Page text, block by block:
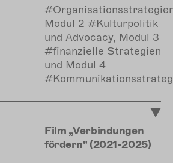
Modul 2 #Kulturpolitik
und Advocacy, Modul 3
#finanzielle Strategien
und Modul 4
Film „Verbindungen
fördern" (2021-2025)